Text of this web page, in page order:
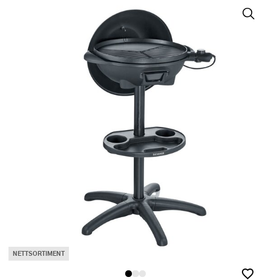
NETTSORTIMENT